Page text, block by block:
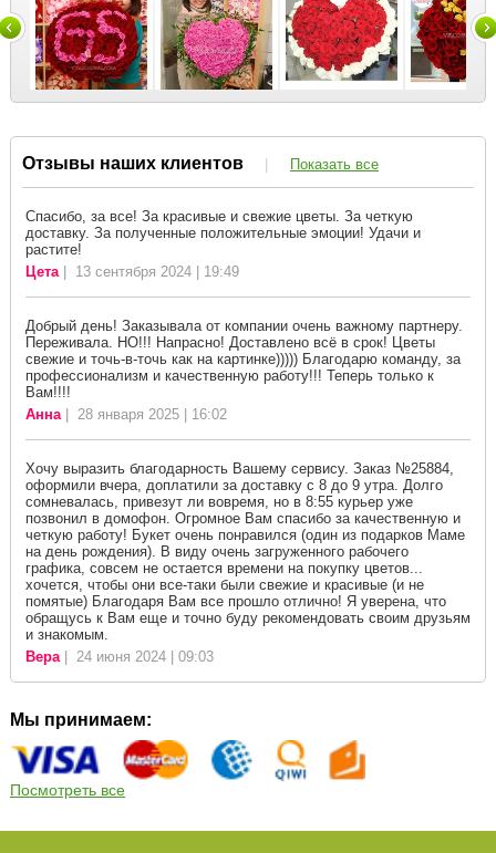
Отзывы наших клиентов | Показать все
Спасибо, за все! За красивые и свежие цветы. За четкую
доставку. За полученные положительные эмоции! Удачи и
растите!
Цета| 13 сентября 2024 | 19:49
Добрый день! Заказывала от компании очень важному партнеру.
Переживала. НО!!! Напрасно! Доставлено всё в срок! Цветы
свежие и точь-в-точь как на картинке))))) Благодарю команду, за
профессионализм и качественную работу!!! Теперь только к
Вам!!!!
Анна| 28 января 2025 | 16:02
Хочу выразить благодарность Вашему сервису. Заказ №25884,
оформили вчера, доплатили за доставку с 8 до 9 утра. Долго
сомневалась, привезут ли вовремя, но в 8:55 курьер уже
позвонил в домофон. Огромное Вам спасибо за качественную и
четкую работу! Букет очень понравился (один из подарков Маме
на день рождения). В виду очень загруженного рабочего
графика, совсем не остается времени на покупку цветов...
хочется, чтобы они все-таки были свежие и красивые (и не
помятые) Благодаря Вам все прошло отлично! Я уверена, что
обращусь к Вам еще и точно буду рекомендовать своим друзьям
и знакомым.
Вера| 24 июня 2024 | 09:03
Мы принимаем:
Посмотреть все